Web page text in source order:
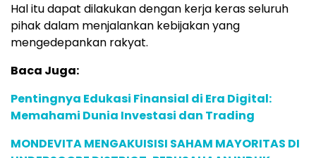
Hal itu dapat dilakukan dengan kerja keras seluruh
pihak dalam menjalankan kebijakan yang
mengedepankan rakyat.
Baca Juga:
Pentingnya Edukasi Finansial di Era Digital:
Memahami Dunia Investasi dan Trading
MONDEVITA MENGAKUISISI SAHAM MAYORITAS DI